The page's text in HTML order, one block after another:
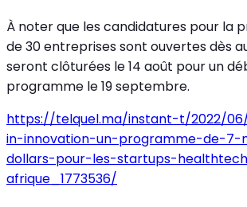
À noter que les candidatures pour la
de 30 entreprises sont ouvertes dès
seront clôturées le 14 août pour un
programme le 19 septembre.
https://telquel.ma/instant-t/2022/
in-innovation-un-programme-de-7-
dollars-pour-les-startups-
afrique_1773536/